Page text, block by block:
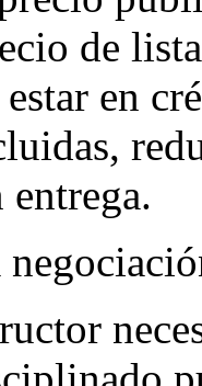
de
en